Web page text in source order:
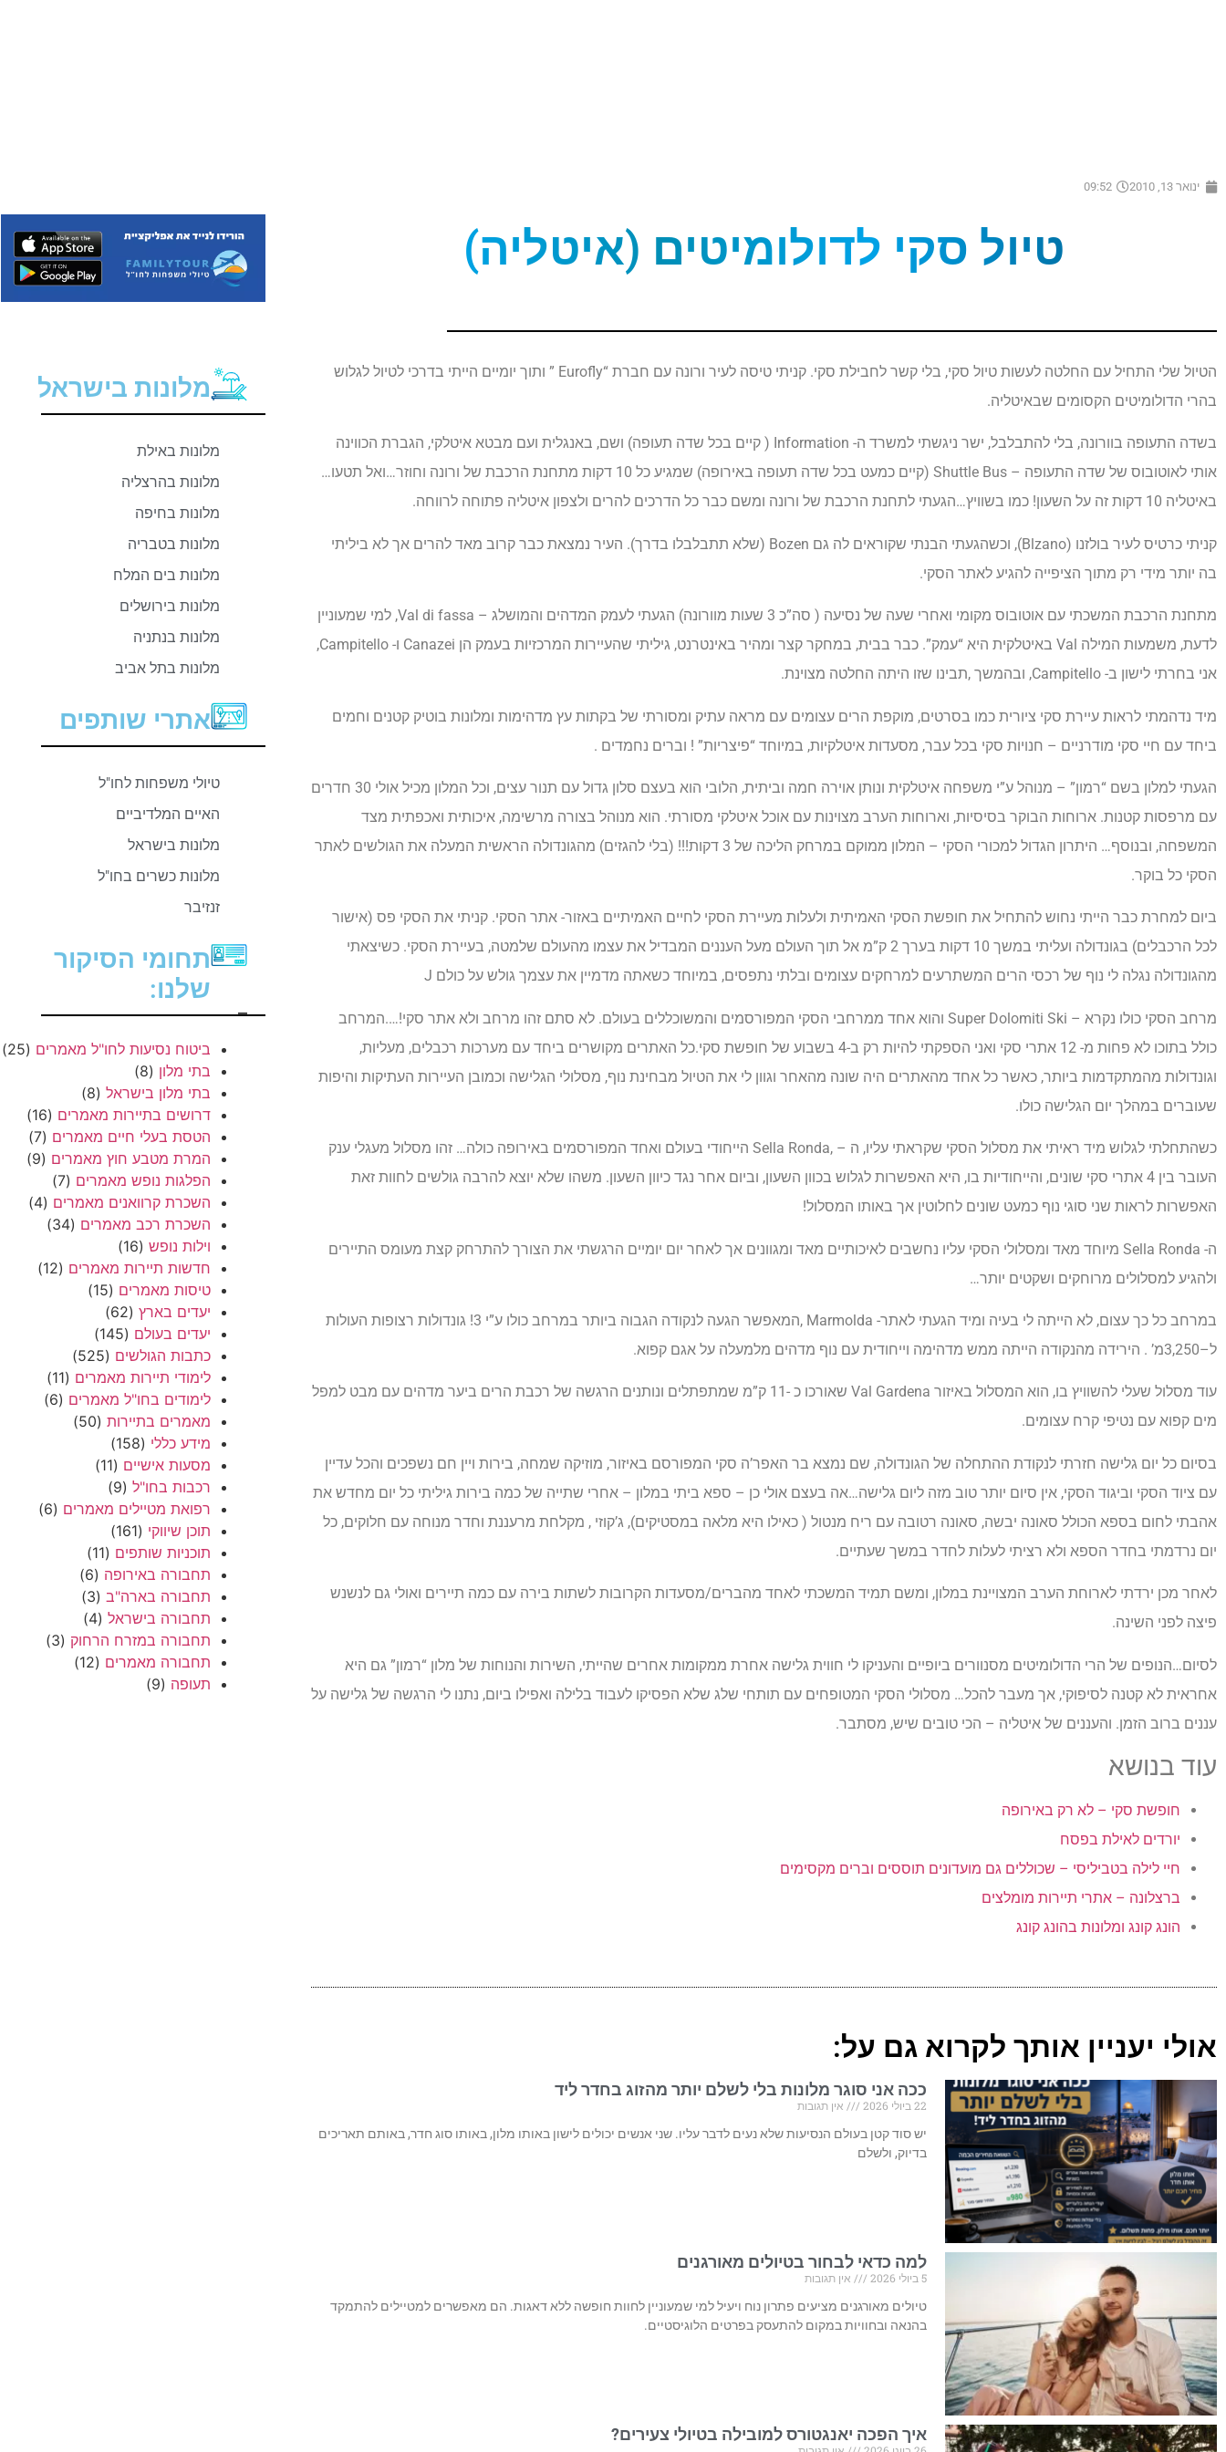
ינואר 13, 2010 09:52
טיול סקי לדולומיטים (איטליה)
הטיול שלי התחיל עם החלטה לעשות טיול סקי, בלי קשר לחבילת סקי. קניתי טיסה לעיר ורונה עם חברת “Eurofly ” ותוך יומיים הייתי בדרכי לטיול לגלוש
בהרי הדולומיטים הקסומים שבאיטליה.
בשדה התעופה בוורונה, בלי להתבלבל, ישר ניגשתי למשרד ה- Information ( קיים בכל שדה תעופה) ושם, באנגלית ועם מבטא איטלקי, הגברת הכווינה
אותי לאוטובוס של שדה התעופה – Shuttle Bus (קיים כמעט בכל שדה תעופה באירופה) שמגיע כל 10 דקות מתחנת הרכבת של ורונה וחוזר…ואל תטעו…
באיטליה 10 דקות זה על השעון! כמו בשוויץ…הגעתי לתחנת הרכבת של ורונה ומשם כבר כל הדרכים להרים ולצפון איטליה פתוחה לרווחה.
קניתי כרטיס לעיר בולזנו (Blzano), וכשהגעתי הבנתי שקוראים לה גם Bozen (שלא תתבלבלו בדרך). העיר נמצאת כבר קרוב מאד להרים אך לא ביליתי
בה יותר מידי רק מתוך הציפייה להגיע לאתר הסקי.
מתחנת הרכבת המשכתי עם אוטובוס מקומי ואחרי שעה של נסיעה ( סה”כ 3 שעות מוורונה) הגעתי לעמק המדהים והמושלג – Val di fassa, למי שמעוניין
לדעת, משמעות המילה Val באיטלקית היא “עמק”. כבר בבית, במחקר קצר ומהיר באינטרנט, גיליתי שהעיירות המרכזיות בעמק הן Canazei ו- Campitello,
אני בחרתי לישון ב- Campitello, ובהמשך ,תבינו שזו היתה החלטה מצוינת.
מיד נדהמתי לראות עיירת סקי ציורית כמו בסרטים, מוקפת הרים עצומים עם מראה עתיק ומסורתי של בקתות עץ מדהימות ומלונות בוטיק קטנים וחמים
ביחד עם חיי סקי מודרניים – חנויות סקי בכל עבר, מסעדות איטלקיות, במיוחד “פיצריות” ! וברים נחמדים .
הגעתי למלון בשם “רמון” – מנוהל ע”י משפחה איטלקית ונותן אוירה חמה וביתית, הלובי הוא בעצם סלון גדול עם תנור עצים, וכל המלון מכיל אולי 30 חדרים
עם מרפסות קטנות. ארוחות הבוקר בסיסיות, וארוחות הערב מצוינות עם אוכל איטלקי מסורתי. הוא מנוהל בצורה מרשימה, איכותית ואכפתית מצד
המשפחה, ובנוסף… היתרון הגדול למכורי הסקי – המלון ממוקם במרחק הליכה של 3 דקות!!! (בלי להגזים) מהגונדולה הראשית המעלה את הגולשים לאתר
הסקי כל בוקר.
ביום למחרת כבר הייתי נחוש להתחיל את חופשת הסקי האמיתית ולעלות מעיירת הסקי לחיים האמיתיים באזור- אתר הסקי. קניתי את הסקי פס (אישור
לכל הרכבלים) בגונדולה ועליתי במשך 10 דקות בערך 2 ק”מ אל תוך העולם מעל העננים המבדיל את עצמו מהעולם שלמטה, בעיירת הסקי. כשיצאתי
מהגונדולה נגלה לי נוף של רכסי הרים המשתרעים למרחקים עצומים ובלתי נתפסים, במיוחד כשאתה מדמיין את עצמך גולש על כולם J
מרחב הסקי כולו נקרא – Super Dolomiti Ski והוא אחד ממרחבי הסקי המפורסמים והמשוכללים בעולם. לא סתם זהו מרחב ולא אתר סקי!….המרחב
כולל בתוכו לא פחות מ- 12 אתרי סקי ואני הספקתי להיות רק ב-4 בשבוע של חופשת סקי.כל האתרים מקושרים ביחד עם מערכות רכבלים, מעליות,
וגונדולות מהמתקדמות ביותר, כאשר כל אחד מהאתרים היה שונה מהאחר וגוון לי את הטיול מבחינת נוף, מסלולי הגלישה וכמובן העיירות העתיקות והיפות
שעוברים במהלך יום הגלישה כולו.
כשהתחלתי לגלוש מיד ראיתי את מסלול הסקי שקראתי עליו, ה – ,Sella Ronda הייחודי בעולם ואחד המפורסמים באירופה כולה… זהו מסלול מעגלי ענק
העובר בין 4 אתרי סקי שונים, והייחודיות בו, היא האפשרות לגלוש בכוון השעון, וביום אחר נגד כיוון השעון. משהו שלא יוצא להרבה גולשים לחוות זאת
האפשרות לראות שני סוגי נוף כמעט שונים לחלוטין אך באותו המסלול!
ה- Sella Ronda מיוחד מאד ומסלולי הסקי עליו נחשבים לאיכותיים מאד ומגוונים אך לאחר יום יומיים הרגשתי את הצורך להתרחק קצת מעומס התיירים
ולהגיע למסלולים מרוחקים ושקטים יותר…
במרחב כל כך עצום, לא הייתה לי בעיה ומיד הגעתי לאתר- Marmolda ,המאפשר הגעה לנקודה הגבוה ביותר במרחב כולו ע”י 3! גונדולות רצופות העולות
ל–3,250מ’ . הירידה מהנקודה הייתה ממש מדהימה וייחודית עם נוף מדהים מלמעלה על אגם קפוא.
עוד מסלול שעלי להשוויץ בו, הוא המסלול באיזור Val Gardena שאורכו כ -11 ק”מ שמתפתלים ונותנים הרגשה של רכבת הרים ביער מדהים עם מבט למפל
מים קפוא עם נטיפי קרח עצומים.
בסיום כל יום גלישה חזרתי לנקודת ההתחלה של הגונדולה, שם נמצא בר האפר’ה סקי המפורסם באיזור, מוזיקה שמחה, בירות ויין חם נשפכים והכל עדיין
עם ציוד הסקי וביגוד הסקי, אין סיום יותר טוב מזה ליום גלישה…אה בעצם אולי כן – ספא ביתי במלון – אחרי שתייה של כמה בירות גיליתי כל יום מחדש את
אהבתי לחום בספא הכולל סאונה יבשה, סאונה רטובה עם ריח מנטול ( כאילו היא מלאה במסטיקים), ג’קוזי , מקלחת מרעננת וחדר מנוחה עם חלוקים, כל
יום נרדמתי בחדר הספא ולא רציתי לעלות לחדר במשך שעתיים.
לאחר מכן ירדתי לארוחת הערב המצויינת במלון, ומשם תמיד המשכתי לאחד מהברים/מסעדות הקרובות לשתות בירה עם כמה תיירים ואולי גם לנשנש
פיצה לפני השינה.
לסיום…הנופים של הרי הדולומיטים מסנוורים ביופיים והעניקו לי חווית גלישה אחרת ממקומות אחרים שהייתי, השירות והנוחות של מלון “רמון” גם היא
אחראית לא קטנה לסיפוקי, אך מעבר להכל… מסלולי הסקי המטופחים עם תותחי שלג שלא הפסיקו לעבוד בלילה ואפילו ביום, נתנו לי הרגשה של גלישה על
עננים ברוב הזמן. והעננים של איטליה – הכי טובים שיש, מסתבר.
עוד בנושא
חופשת סקי – לא רק באירופה
יורדים לאילת בפסח
חיי לילה בטביליסי – שכוללים גם מועדונים תוססים וברים מקסימים
ברצלונה – אתרי תיירות מומלצים
הונג קונג ומלונות בהונג קונג
אולי יעניין אותך לקרוא גם על:
ככה אני סוגר מלונות בלי לשלם יותר מהזוג בחדר ליד
22 ביולי 2026
אין תגובות
יש סוד קטן בעולם הנסיעות שלא נעים לדבר עליו. שני אנשים יכולים לישון באותו מלון, באותו סוג חדר, באותם תאריכים
בדיוק, ולשלם
למה כדאי לבחור בטיולים מאורגנים
5 ביולי 2026
אין תגובות
טיולים מאורגנים מציעים פתרון נוח ויעיל למי שמעוניין לחוות חופשה ללא דאגות. הם מאפשרים למטיילים להתמקד
בהנאה ובחוויות במקום להתעסק בפרטים הלוגיסטיים.
איך הפכה יאנגטורס למובילה בטיולי צעירים?
מלונות בישראל
מלונות באילת
מלונות בהרצליה
מלונות בחיפה
מלונות בטבריה
מלונות בים המלח
מלונות בירושלים
מלונות בנתניה
מלונות בתל אביב
אתרי שותפים
טיולי משפחות לחו"ל
האיים המלדיביים
מלונות בישראל
מלונות כשרים בחו"ל
זנזיבר
תחומי הסיקור
שלנו:
–
ביטוח נסיעות לחו"ל מאמרים (25)
בתי מלון (8)
בתי מלון בישראל (8)
דרושים בתיירות מאמרים (16)
הטסת בעלי חיים מאמרים (7)
המרת מטבע חוץ מאמרים (9)
הפלגות נופש מאמרים (7)
השכרת קרוואנים מאמרים (4)
השכרת רכב מאמרים (34)
וילות נופש (16)
חדשות תיירות מאמרים (12)
טיסות מאמרים (15)
יעדים בארץ (62)
יעדים בעולם (145)
כתבות הגולשים (525)
לימודי תיירות מאמרים (11)
לימודים בחו"ל מאמרים (6)
מאמרים בתיירות (50)
מידע כללי (158)
מסעות אישיים (11)
רכבות בחו"ל (9)
רפואת מטיילים מאמרים (6)
תוכן שיווקי (161)
תוכניות שותפים (11)
תחבורה באירופה (6)
תחבורה בארה"ב (3)
תחבורה בישראל (4)
תחבורה במזרח הרחוק (3)
תחבורה מאמרים (12)
תעופה (9)